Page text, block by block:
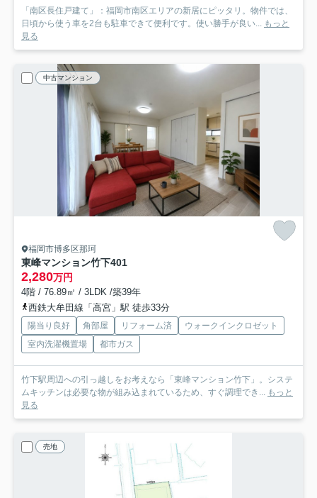
「南区長住戸建て」：福岡市南区エリアの新居にピッタリ。物件では、
日頃から使う車を2台も駐車できて便利です。使い勝手が良い... もっと
見る
中古マンション
福岡市博多区那珂
東峰マンション竹下401
2,280万円
4階 / 76.89㎡ / 3LDK /築39年
西鉄大牟田線「高宮」駅 徒歩33分
陽当り良好 角部屋 リフォーム済
ウォークインクロゼット
室内洗濯機置場
都市ガス
竹下駅周辺への引っ越しをお考えなら「東峰マンション竹下」。システ
ムキッチンは必要な物が組み込まれているため、すぐ調理でき... もっと
見る
売地